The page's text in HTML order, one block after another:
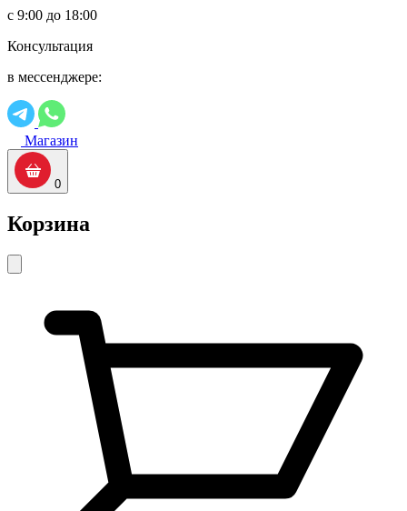
с 9:00 до 18:00
Консультация
в мессенджере:
Магазин
0
Корзина